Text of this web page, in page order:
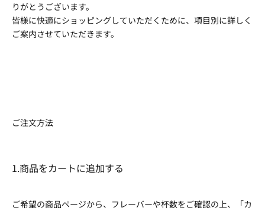
りがとうございます。
皆様に快適にショッピングしていただくために、項目別に詳しく
ご案内させていただきます。
ご注文方法
1.商品をカートに追加する
ご希望の商品ページから、フレーバーや杯数をご確認の上、「カ